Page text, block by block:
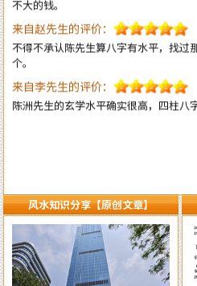
不得不承认陈先生算八字有水平，找过
个。
来自李先生的评价：
陈洲先生的玄学水平确实很高，四柱八
风水知识分享【原创文章】